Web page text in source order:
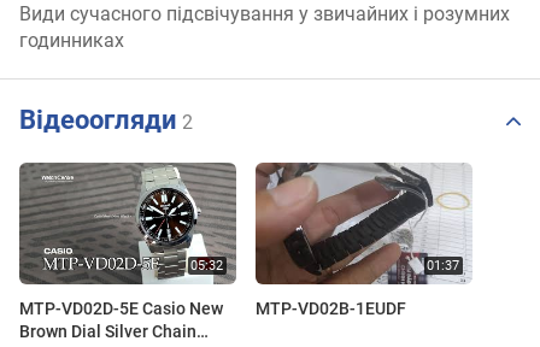
Види сучасного підсвічування у звичайних і розумних
годинниках
Відеоогляди 2
MTP-VD02D-5E Casio New
Brown Dial Silver Chain
MTP-VD02B-1EUDF